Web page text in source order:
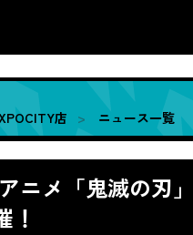
店 ニュース一覧
ニメ「鬼滅の刃
！